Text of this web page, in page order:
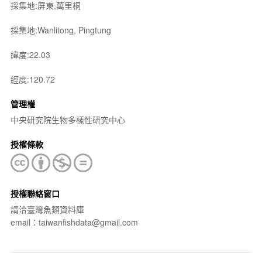
採集地:屏東,萬里桐
採集地:Wanlitong, Pingtung
緯度:22.03
經度:120.72
管理權
中央研究院生物多樣性研究中心
授權條款
授權聯絡窗口
請洽臺灣魚類資料庫
email：taiwanfishdata@gmail.com